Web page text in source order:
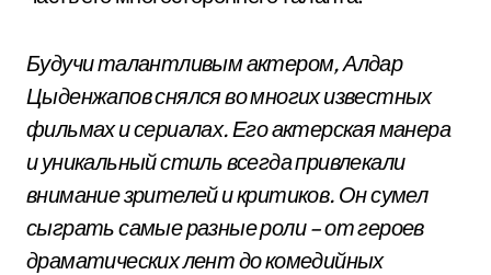
Будучи талантливым актером, Алдар
Цыденжапов снялся во многих известных
фильмах и сериалах. Его актерская манера
и уникальный стиль всегда привлекали
внимание зрителей и критиков. Он сумел
сыграть самые разные роли – от героев
драматических лент до комедийных